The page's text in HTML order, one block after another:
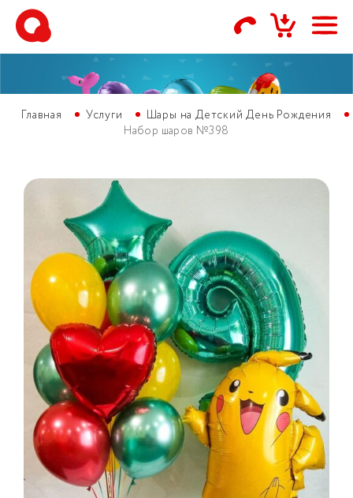
Главная Услуги
Шары на Детский День Рождения
Набор шаров №398